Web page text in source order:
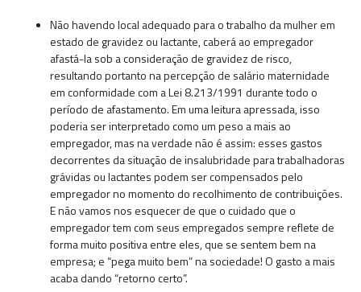
Não havendo local adequado para o trabalho da mulher em
estado de gravidez ou lactante, caberá ao empregador
afastá-la sob a consideração de gravidez de risco,
resultando portanto na percepção de salário maternidade
em conformidade com a Lei 8.213/1991 durante todo o
período de afastamento. Em uma leitura apressada, isso
poderia ser interpretado como um peso a mais ao
empregador, mas na verdade não é assim: esses gastos
decorrentes da situação de insalubridade para trabalhadoras
grávidas ou lactantes podem ser compensados pelo
empregador no momento do recolhimento de contribuições.
E não vamos nos esquecer de que o cuidado que o
empregador tem com seus empregados sempre reflete de
forma muito positiva entre eles, que se sentem bem na
empresa; e “pega muito bem” na sociedade! O gasto a mais
acaba dando “retorno certo”.